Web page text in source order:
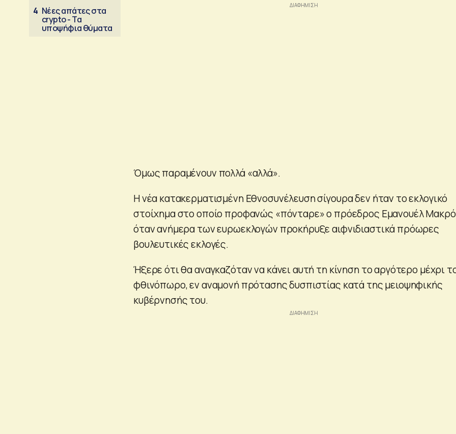
4 Νέες απάτες στα
crypto - Τα
υποψήφια θύματα
Όμως παραμένουν πολλά «αλλά».
Η νέα κατακερματισμένη Εθνοσυνέλευση σίγουρα δεν ήταν το εκλογικό
στοίχημα στο οποίο προφανώς «πόνταρε» ο πρόεδρος Εμανουέλ
όταν ανήμερα των ευρωεκλογών προκήρυξε αιφνιδιαστικά πρόωρες
βουλευτικές εκλογές.
Ήξερε ότι θα αναγκαζόταν να κάνει αυτή τη κίνηση το αργότερο μέχρι
φθινόπωρο, εν αναμονή πρότασης δυσπιστίας κατά της μειοψηφικής
κυβέρνησής του.